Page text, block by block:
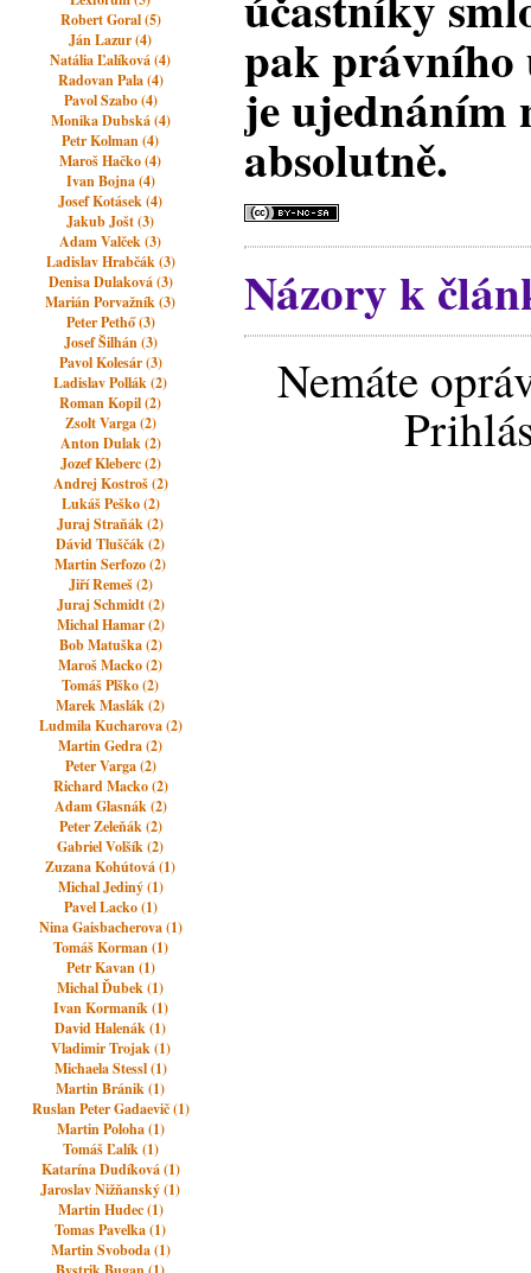
Robert Goral (5)
Ján Lazur (4)
Natália Ľalíková (4)
Radovan Pala (4)
Pavol Szabo (4)
Monika Dubská (4)
Petr Kolman (4)
Maroš Hačko (4)
Ivan Bojna (4)
Josef Kotásek (4)
Jakub Jošt (3)
Adam Valček (3)
Ladislav Hrabčák (3)
Denisa Dulaková (3)
Marián Porvažník (3)
Peter Pethő (3)
Josef Šilhán (3)
Pavol Kolesár (3)
Ladislav Pollák (2)
Roman Kopil (2)
Zsolt Varga (2)
Anton Dulak (2)
Jozef Kleberc (2)
Andrej Kostroš (2)
Lukáš Peško (2)
Juraj Straňák (2)
Dávid Tluščák (2)
Martin Serfozo (2)
Jiří Remeš (2)
Juraj Schmidt (2)
Michal Hamar (2)
Bob Matuška (2)
Maroš Macko (2)
Tomáš Plško (2)
Marek Maslák (2)
Ludmila Kucharova (2)
Martin Gedra (2)
Peter Varga (2)
Richard Macko (2)
Adam Glasnák (2)
Peter Zeleňák (2)
Gabriel Volšík (2)
Zuzana Kohútová (1)
Michal Jediný (1)
Pavel Lacko (1)
Nina Gaisbacherova (1)
Tomáš Korman (1)
Petr Kavan (1)
Michal Ďubek (1)
Ivan Kormaník (1)
David Halenák (1)
Vladimir Trojak (1)
Michaela Stessl (1)
Martin Bránik (1)
Ruslan Peter Gadaevič (1)
Martin Poloha (1)
Tomáš Ľalík (1)
Katarína Dudíková (1)
Jaroslav Nižňanský (1)
Martin Hudec (1)
Tomas Pavelka (1)
Martin Svoboda (1)
pak právního
je ujednáním
absolutně.
Názory k
Nemáte